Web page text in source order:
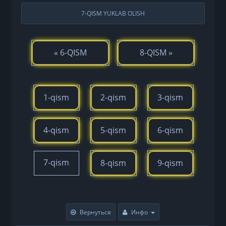
7-QISM YUKLAB OLISH
« 6-QISM 8-QISM »
1-qism 2-qism 3-qism
4-qism 5-qism 6-qism
7-qism 8-qism 9-qism
Вернуться Инфо